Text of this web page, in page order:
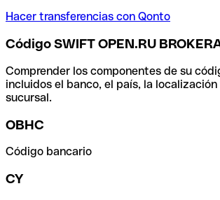
Hacer transferencias con Qonto
Código SWIFT OPEN.RU
Comprender los componentes de su
incluidos el banco, el país, la
sucursal.
OBHC
Código bancario
CY